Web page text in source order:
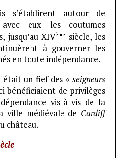
s’établirent autour de
eux les coutumes
jusqu’au XIVème
siècle, les
à gouverner les
en toute indépendance.
était un fief des « seigneurs
bénéficiaient de privilèges
vis-à-vis de la
ville médiévale de Cardiff
château.